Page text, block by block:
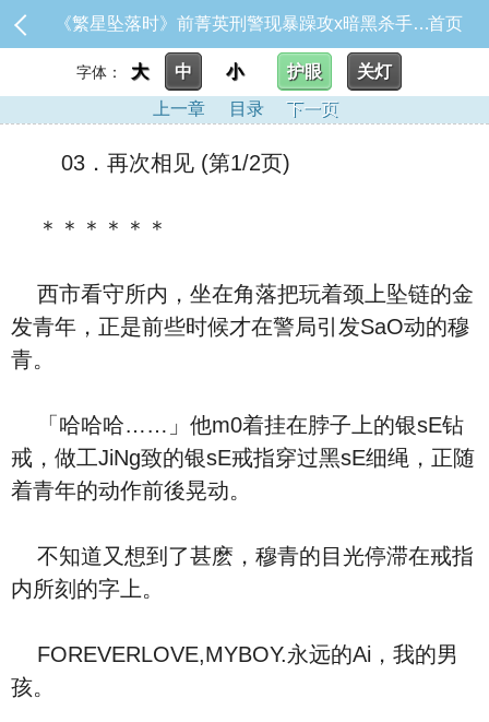
《繁星坠落时》前菁英刑警现暴躁攻x暗黑杀手偏执疯狂受——我不想做谁的英雄，只想做你的英雄。CWT69_03．再次相见首页
字体： 大 中 小 护眼
关灯
上一章
目录 下一页
03．再次相见 (第1/2页)
＊＊＊＊＊＊
西市看守所内，坐在角落把玩着颈上坠链的金
发青年，正是前些时候才在警局引发SaO动的穆
青。
「哈哈哈……」他m0着挂在脖子上的银sE钻
戒，做工JiNg致的银sE戒指穿过黑sE细绳，正随
着青年的动作前後晃动。
不知道又想到了甚麽，穆青的目光停滞在戒指
内所刻的字上。
FOREVERLOVE,MYBOY.永远的Ai，我的男
孩。